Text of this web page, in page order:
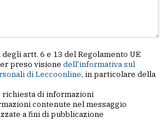
artt. 6 e 13 del Regolamento UE
preso visione dell'informativa sul
di Leccoonline, in particolare della
richiesta di informazioni
contenute nel messaggio
a fini di pubblicazione